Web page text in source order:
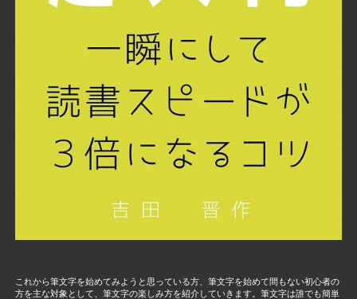
これから筆文字を始めてみようと思っている方、筆文字を始めて間もない初心者の
方を主な対象として、筆文字の楽しみ方を紹介していきます。筆文字は誰でも簡単